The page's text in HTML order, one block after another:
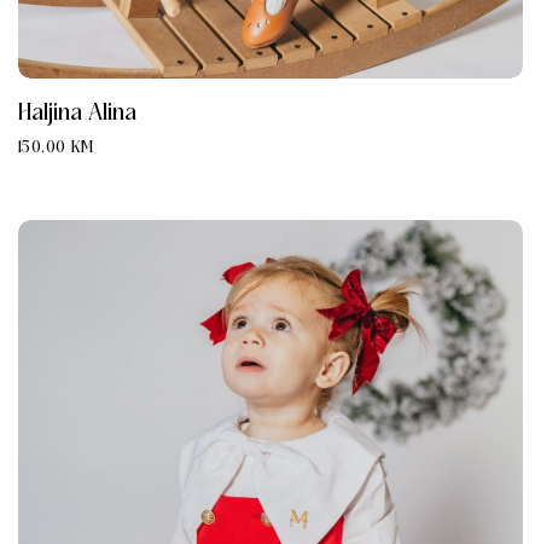
Haljina Alina
150.00 KM